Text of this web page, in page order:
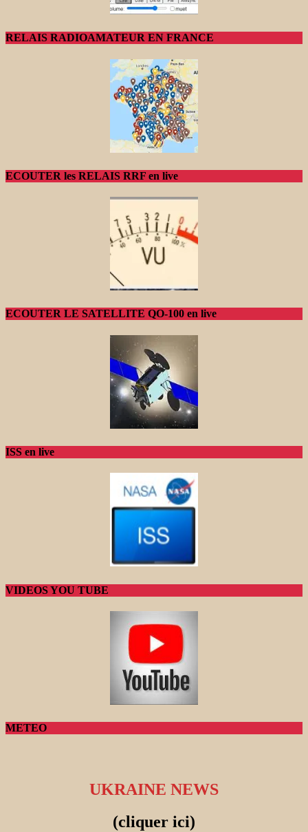
RELAIS RADIOAMATEUR EN FRANCE
ECOUTER les RELAIS RRF en live
ECOUTER LE SATELLITE QO-100 en live
ISS en live
VIDEOS YOU TUBE
METEO
UKRAINE NEWS
(cliquer ici)